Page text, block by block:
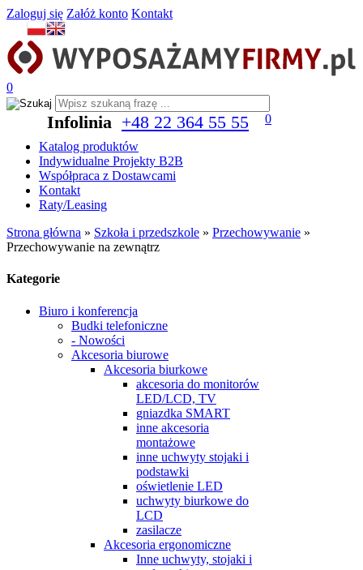
Zaloguj się Załóż konto Kontakt
0
Infolinia +48 22 364 55 55
0
Katalog produktów
Indywidualne Projekty B2B
Współpraca z Dostawcami
Kontakt
Raty/Leasing
Strona główna » Szkoła i przedszkole » Przechowywanie »
Przechowywanie na zewnątrz
Kategorie
Biuro i konferencja
Budki telefoniczne
- Nowości
Akcesoria biurowe
Akcesoria biurkowe
akcesoria do monitorów
LED/LCD, TV
gniazdka SMART
inne akcesoria
montażowe
inne uchwyty stojaki i
podstawki
oświetlenie LED
uchwyty biurkowe do
LCD
zasilacze
Akcesoria ergonomiczne
Inne uchwyty, stojaki i